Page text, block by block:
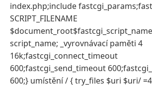
index.php;include
SCRIPT_FILENAME
script_name; _vyrovnávací paměti 4
16k;fastcgi_connect_timeout
600;fastcgi_send_timeout
600;} umístění / { try_files $uri $uri/